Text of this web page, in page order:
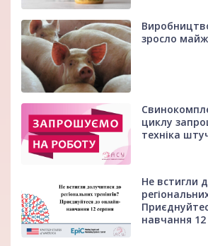
зросло
циклу
техніка
Не встигли
навчання 12